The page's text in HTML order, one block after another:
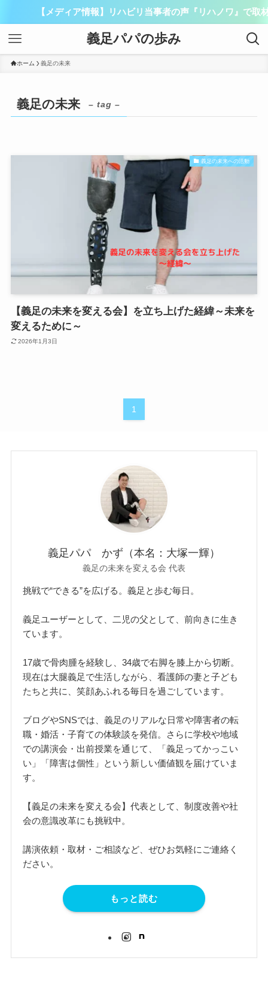
【メディア情報】リハビリ当事者の声『リハノワ』で取材
義足パパの歩み
ホーム 義足の未来
義足の未来 – tag –
義足の未来への活動
【義足の未来を変える会】を立ち上げた経緯～未来を
変えるために～
2026年1月3日
1
義足パパ かず（本名：大塚一輝）
義足の未来を変える会 代表
挑戦で“できる”を広げる。義足と歩む毎日。
義足ユーザーとして、二児の父として、前向きに生き
ています。
17歳で骨肉腫を経験し、34歳で右脚を膝上から切断。
現在は大腿義足で生活しながら、看護師の妻と子ども
たちと共に、笑顔あふれる毎日を過ごしています。
ブログやSNSでは、義足のリアルな日常や障害者の転
職・婚活・子育ての体験談を発信。さらに学校や地域
での講演会・出前授業を通じて、「義足ってかっこい
い」「障害は個性」という新しい価値観を届けていま
す。
【義足の未来を変える会】代表として、制度改善や社
会の意識改革にも挑戦中。
講演依頼・取材・ご相談など、ぜひお気軽にご連絡く
ださい。
もっと読む